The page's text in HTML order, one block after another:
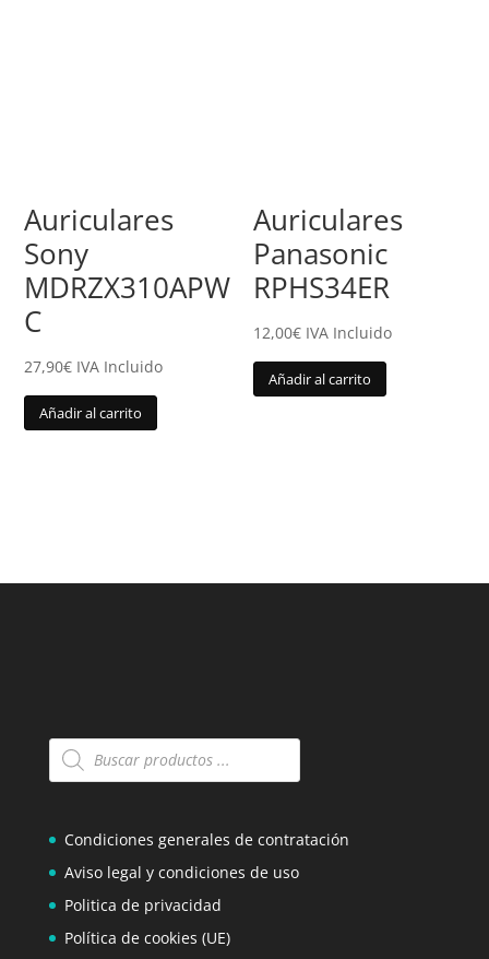
Auriculares
Sony
MDRZX310APW
C
27,90€ IVA Incluido
Añadir al carrito
Auriculares
Panasonic
RPHS34ER
12,00€ IVA Incluido
Añadir al carrito
Búsqueda
Condiciones generales de contratación
Aviso legal y condiciones de uso
Politica de privacidad
Política de cookies (UE)